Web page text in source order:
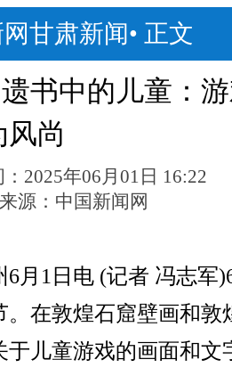
甘肃新闻• 正文
书中的儿童：
尚
2025年06月01日 16:22
来源： 中国新闻网
1日电 (记者 冯志军
。在敦煌石窟壁画和敦
于儿童游戏的画面和文